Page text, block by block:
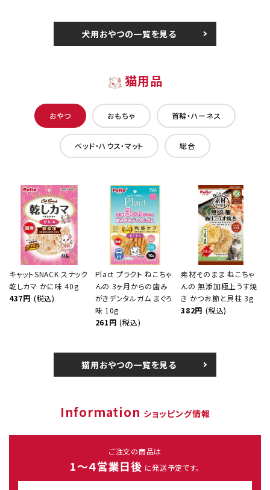
犬用おやつの一覧を見る
猫用品
おやつ おもちゃ 首輪・ハーネス
ベッド・ハウス・マット 総合
キャットSNACK スナック
乾しカマ かに味 40g
437円 (税込)
Plact プラクト ねこちゃ
んの 3ヶ月からの歯み
がきデンタルガム まぐろ
味 10g
261円 (税込)
素材そのまま ねこちゃ
んの 無添加極上うす焼
き かつお節と貝柱 3g
382円 (税込)
猫用おやつの一覧を見る
Information ショッピング情報
ご注文の商品は
1～４営業日後 に発送予定です。